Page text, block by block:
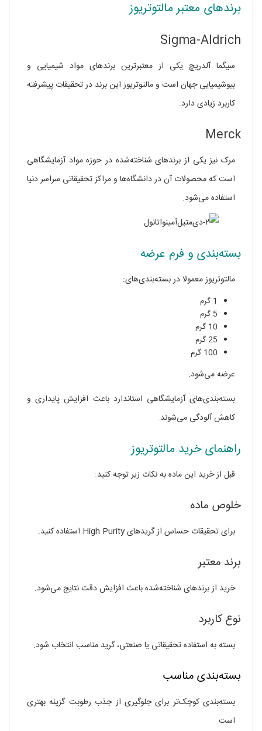
برندهای معتبر مالتوتریوز
Sigma-Aldrich
سیگما آلدریچ یکی از معتبرترین برندهای مواد شیمیایی و
بیوشیمیایی جهان است و مالتوتریوز این برند در تحقیقات پیشرفته
کاربرد زیادی دارد.
Merck
مرک نیز یکی از برندهای شناخته‌شده در حوزه مواد آزمایشگاهی
است که محصولات آن در دانشگاه‌ها و مراکز تحقیقاتی سراسر دنیا
استفاده می‌شود.
بسته‌بندی و فرم عرضه
مالتوتریوز معمولا در بسته‌بندی‌های:
1 گرم
5 گرم
10 گرم
25 گرم
100 گرم
عرضه می‌شود.
بسته‌بندی‌های آزمایشگاهی استاندارد باعث افزایش پایداری و
کاهش آلودگی می‌شوند.
راهنمای خرید مالتوتریوز
قبل از خرید این ماده به نکات زیر توجه کنید:
خلوص ماده
برای تحقیقات حساس از گریدهای High Purity استفاده کنید.
برند معتبر
خرید از برندهای شناخته‌شده باعث افزایش دقت نتایج می‌شود.
نوع کاربرد
بسته به استفاده تحقیقاتی یا صنعتی، گرید مناسب انتخاب شود.
بسته‌بندی مناسب
بسته‌بندی کوچک‌تر برای جلوگیری از جذب رطوبت گزینه بهتری
است.